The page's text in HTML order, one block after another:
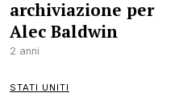
archiviazione per
Alec Baldwin
2 anni
STATI UNITI